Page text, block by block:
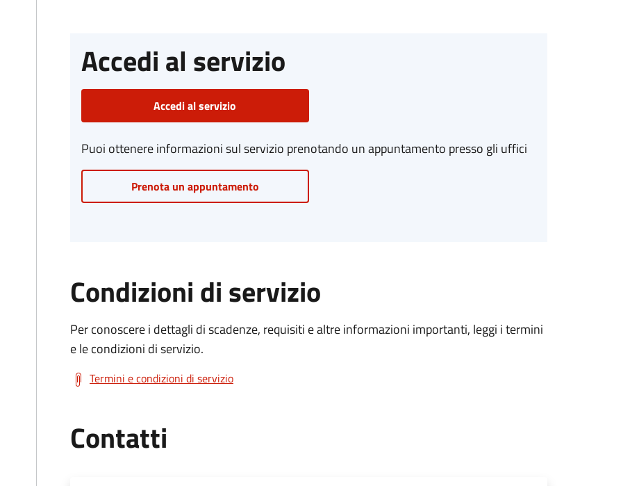
Accedi al servizio
Accedi al servizio
Puoi ottenere informazioni sul servizio prenotando un appuntamento presso gli uffici
Prenota un appuntamento
Condizioni di servizio
Per conoscere i dettagli di scadenze, requisiti e altre informazioni importanti, leggi i termini
e le condizioni di servizio.
Termini e condizioni di servizio
Contatti